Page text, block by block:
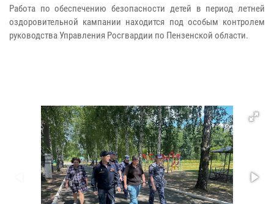
Работа по обеспечению безопасности детей в период летней
оздоровительной кампании находится под особым контролем
руководства Управления Росгвардии по Пензенской области.